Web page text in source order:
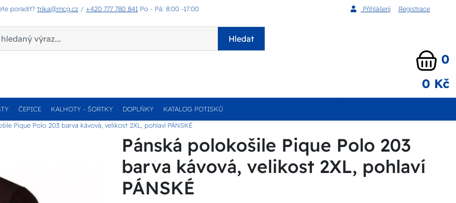
poradit? trika@mcg.cz / +420 777 780 841 Po - Pá: 8:00 -17:00 Přihlášení Registrace
Hledat
0
0 Kč
ČEPICE KALHOTY - ŠORTKY DOPLŇKY KATALOG POTISKŮ
Pique Polo 203 barva kávová, velikost 2XL, pohlaví PÁNSKÉ
Pánská polokošile Pique Polo 203
barva kávová, velikost 2XL, pohlaví
PÁNSKÉ